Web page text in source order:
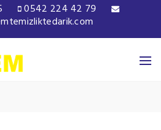
0542 224 42 79